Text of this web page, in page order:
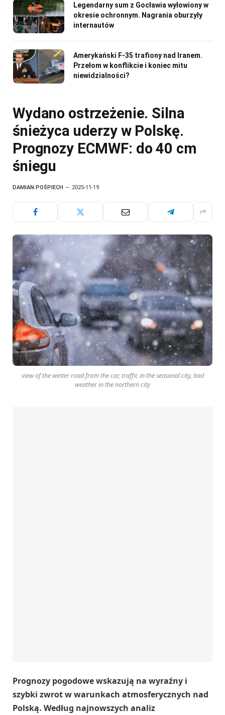
Legendarny sum z Gocławia wyłowiony w
okresie ochronnym. Nagrania oburzyły
internautów
Amerykański F-35 trafiony nad Iranem.
Przełom w konflikcie i koniec mitu
niewidzialności?
Wydano ostrzeżenie. Silna
śnieżyca uderzy w Polskę.
Prognozy ECMWF: do 40 cm
śniegu
DAMIAN POŚPIECH 2025-11-19
view of the winter road from the car, traffic in the seasonal city, bad
weather in the northern city
Prognozy pogodowe wskazują na wyraźny i
szybki zwrot w warunkach atmosferycznych nad
Polską. Według najnowszych analiz